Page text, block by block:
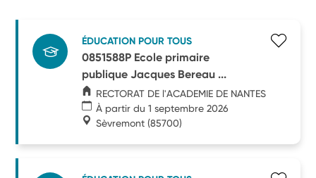
ÉDUCATION POUR TOUS
0851588P Ecole primaire
publique Jacques Bereau ...
RECTORAT DE l'ACADEMIE DE NANTES
À partir du 1 septembre 2026
Sèvremont (85700)